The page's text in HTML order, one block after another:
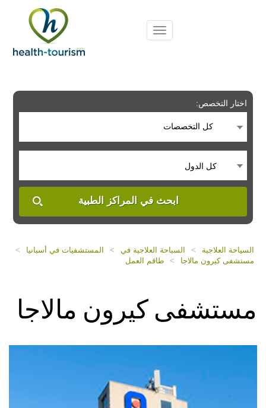
includes
system.
اختار التخصص:
كل التخصصات
كل الدول
ابحث في المراكز الطبية
السياحة العلاجية > السياحة العلاجية في > المستشفيات في أسبانيا
>
مستشفى كيرون مالاجا
> طاقم العمل
مستشفى كيرون مالاجا